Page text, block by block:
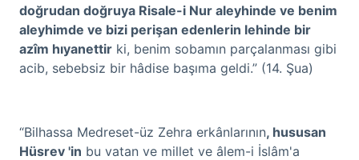
doğrudan doğruya Risale-i Nur aleyhinde ve benim
aleyhimde ve bizi perişan edenlerin lehinde bir
azîm hıyanettir ki, benim sobamın parçalanması gibi
acib, sebebsiz bir hâdise başıma geldi.” (14. Şua)
“Bilhassa Medreset-üz Zehra erkânlarının, hususan
Hüsrev 'in bu vatan ve millet ve âlem-i İslâm'a